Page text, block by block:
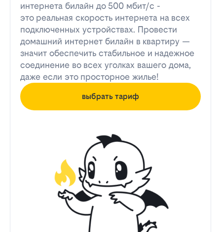
интернета билайн до 500 мбит/с -
это реальная скорость интернета на всех
подключенных устройствах. Провести
домашний интернет билайн в квартиру —
значит обеспечить стабильное и надежное
соединение во всех уголках вашего дома,
даже если это просторное жилье!
выбрать тариф